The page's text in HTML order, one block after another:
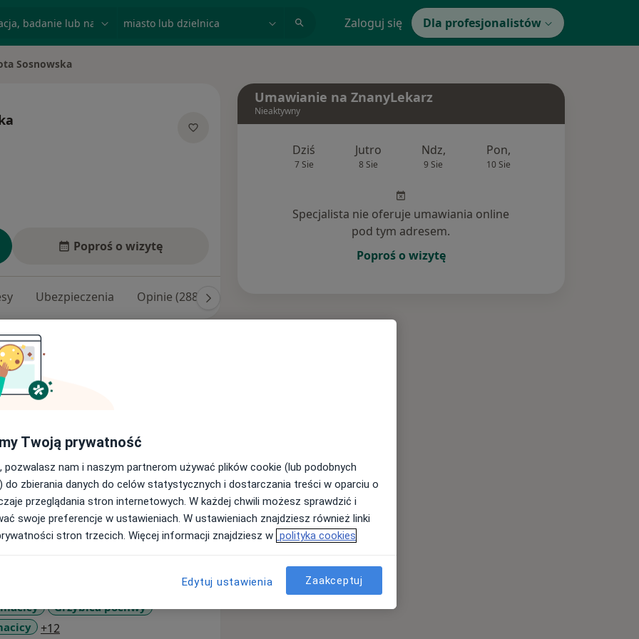
Zaloguj się Dla profesjonalistów
Sosnowska
Poproś o wizytę
Ubezpieczenia Opinie (288)
Swoje doświadczenie
przy ulicy Inflanckiej
gwarantują posiadaną bogatą i
w Centrum Medycznym Przy Parku
św. Anny w Piasecznie.
i kursach rozwijających wiedzę
standardy i praktyki w zakresie
się prowadzeniem ciąż
i leczę szeroko rozumiane
Grzybica pochwy
+12
Umawianie na ZnanyLekarz
Nieaktywny
Dziś
7 Sie
Jutro
8 Sie
Ndz,
9 Sie
Pon,
10 Sie
Specjalista nie oferuje umawiania online
pod tym adresem.
Poproś o wizytę
Twoją prywatność
pozwalasz nam i naszym partnerom używać plików cookie (lub podobnych
do zbierania danych do celów statystycznych i dostarczania treści w oparciu o
przeglądania stron internetowych. W każdej chwili możesz sprawdzić i
swoje preferencje w ustawieniach. W ustawieniach znajdziesz również linki
stron trzecich. Więcej informacji znajdziesz w polityka cookies
Edytuj ustawienia Zaakceptuj